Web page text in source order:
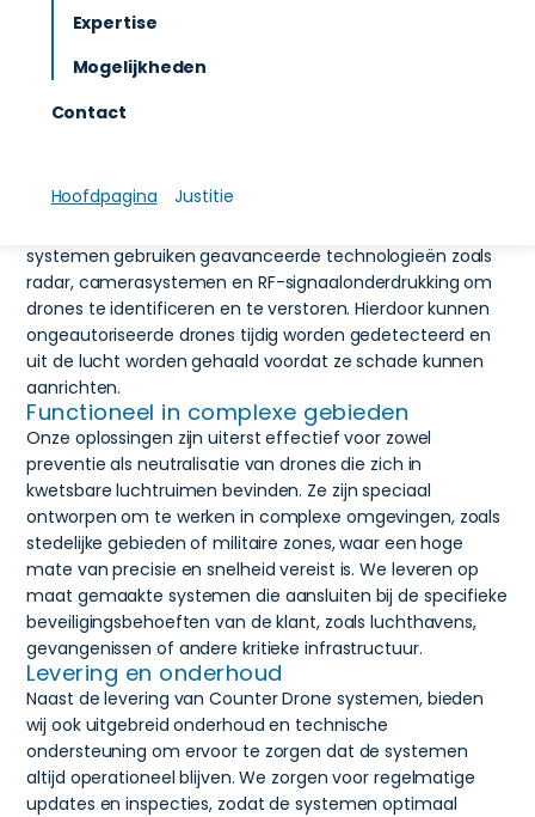
Expertise
Mogelijkheden
Contact
Hoofdpagina Justitie
detecteren, volgen en neutraliseren drones die zich in
belangrijke rol spelen in de beveiliging van gevoelige
locaties zoals Detentiecentras, gevangenissen en
kwaadwillende doeleinden, is het essentieel om snel te
systemen gebruiken geavanceerde technologieën zoals
radar, camerasystemen en RF-signaalonderdrukking om
drones te identificeren en te verstoren. Hierdoor kunnen
ongeautoriseerde drones tijdig worden gedetecteerd en
uit de lucht worden gehaald voordat ze schade kunnen
aanrichten.
Functioneel in complexe gebieden
Onze oplossingen zijn uiterst effectief voor zowel
preventie als neutralisatie van drones die zich in
kwetsbare luchtruimen bevinden. Ze zijn speciaal
ontworpen om te werken in complexe omgevingen, zoals
stedelijke gebieden of militaire zones, waar een hoge
mate van precisie en snelheid vereist is. We leveren op
maat gemaakte systemen die aansluiten bij de specifieke
beveiligingsbehoeften van de klant, zoals luchthavens,
gevangenissen of andere kritieke infrastructuur.
Levering en onderhoud
Naast de levering van Counter Drone systemen, bieden
wij ook uitgebreid onderhoud en technische
ondersteuning om ervoor te zorgen dat de systemen
altijd operationeel blijven. We zorgen voor regelmatige
updates en inspecties, zodat de systemen optimaal